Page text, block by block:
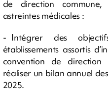
de direction
astreintes médicales :
- Intégrer des
établissements assortis
convention de
réaliser un bilan annuel
2025.